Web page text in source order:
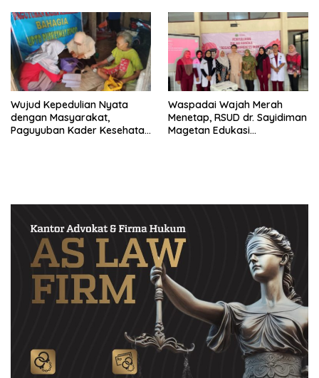
Wujud Kepedulian Nyata
dengan Masyarakat,
Paguyuban Kader Kesehatan
Waspadai Wajah Merah
Menetap, RSUD dr. Sayidiman
Magetan Edukasi